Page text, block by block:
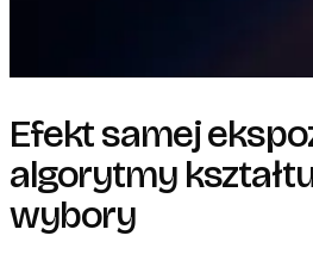
Efekt samej
algorytmy
wybory